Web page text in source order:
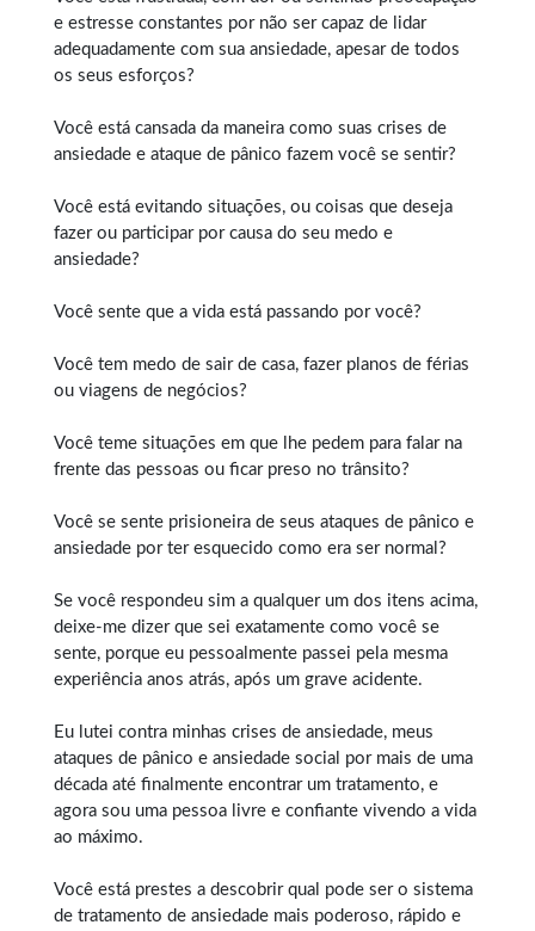
e estresse constantes por não ser capaz de lidar
adequadamente com sua ansiedade, apesar de todos
os seus esforços?
Você está cansada da maneira como suas crises de
ansiedade e ataque de pânico fazem você se sentir?
Você está evitando situações, ou coisas que deseja
fazer ou participar por causa do seu medo e
ansiedade?
Você sente que a vida está passando por você?
Você tem medo de sair de casa, fazer planos de férias
ou viagens de negócios?
Você teme situações em que lhe pedem para falar na
frente das pessoas ou ficar preso no trânsito?
Você se sente prisioneira de seus ataques de pânico e
ansiedade por ter esquecido como era ser normal?
Se você respondeu sim a qualquer um dos itens acima,
deixe-me dizer que sei exatamente como você se
sente, porque eu pessoalmente passei pela mesma
experiência anos atrás, após um grave acidente.
Eu lutei contra minhas crises de ansiedade, meus
ataques de pânico e ansiedade social por mais de uma
década até finalmente encontrar um tratamento, e
agora sou uma pessoa livre e confiante vivendo a vida
ao máximo.
Você está prestes a descobrir qual pode ser o sistema
de tratamento de ansiedade mais poderoso, rápido e